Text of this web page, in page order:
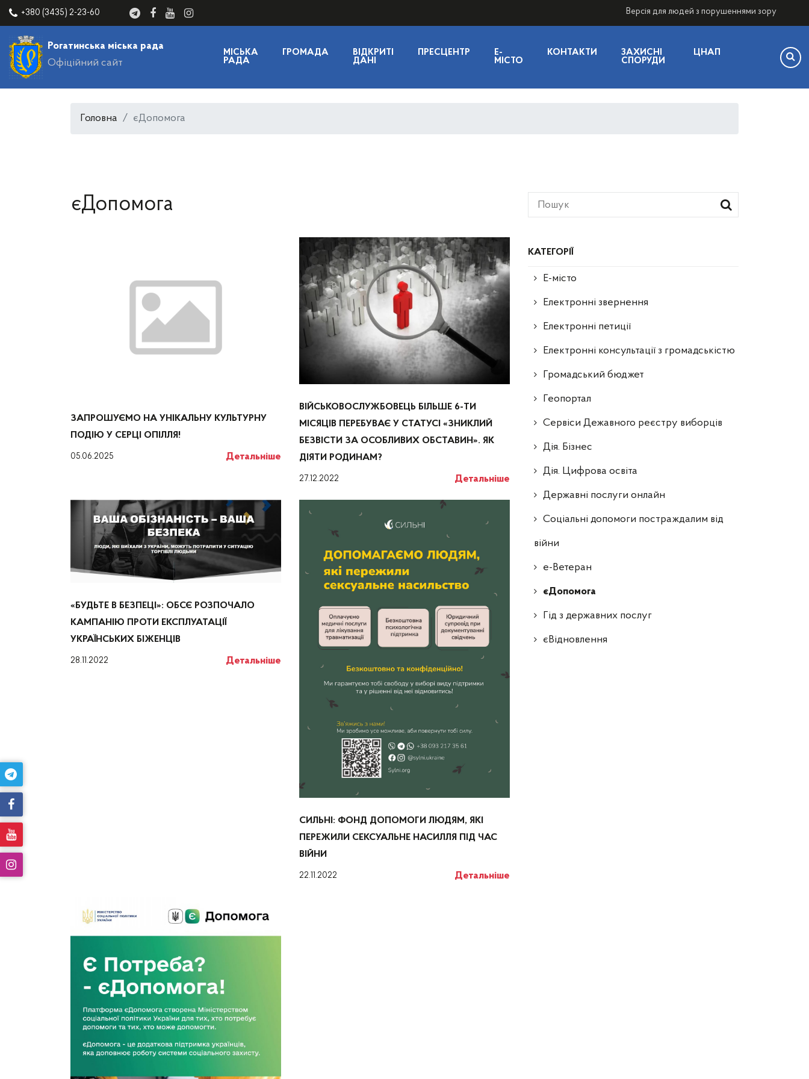
+380 (3435) 2-23-60 Версія для людей з порушеннями зору
Рогатинська міська рада
Офіційний сайт
МІСЬКА
РАДА
ГРОМАДА
ВІДКРИТІ
ДАНІ
ПРЕСЦЕНТР
E-
МІСТО
КОНТАКТИ
ЗАХИСНІ
СПОРУДИ
ЦНАП
Головна єДопомога
КАТЕГОРІЇ
E-місто
Електронні звернення
Електронні петиції
Електронні консультації з громадськістю
Громадський бюджет
Геопортал
Сервіси Дежавного реєстру виборців
Дія. Бізнес
Дія. Цифрова освіта
Державні послуги онлайн
Соціальні допомоги постраждалим від
війни
е-Ветеран
єДопомога
Гід з державних послуг
єВідновлення
єДопомога
ЗАПРОШУЄМО НА УНІКАЛЬНУ КУЛЬТУРНУ
ПОДІЮ У СЕРЦІ ОПІЛЛЯ!
05.06.2025 Детальніше
ВІЙСЬКОВОСЛУЖБОВЕЦЬ БІЛЬШЕ 6-ТИ
МІСЯЦІВ ПЕРЕБУВАЄ У СТАТУСІ «ЗНИКЛИЙ
БЕЗВІСТИ ЗА ОСОБЛИВИХ ОБСТАВИН». ЯК
ДІЯТИ РОДИНАМ?
27.12.2022 Детальніше
«БУДЬТЕ В БЕЗПЕЦІ»: ОБСЄ РОЗПОЧАЛО
КАМПАНІЮ ПРОТИ ЕКСПЛУАТАЦІЇ
УКРАЇНСЬКИХ БІЖЕНЦІВ
28.11.2022 Детальніше
СИЛЬНІ: ФОНД ДОПОМОГИ ЛЮДЯМ, ЯКІ
ПЕРЕЖИЛИ СЕКСУАЛЬНЕ НАСИЛЛЯ ПІД ЧАС
ВІЙНИ
22.11.2022 Детальніше